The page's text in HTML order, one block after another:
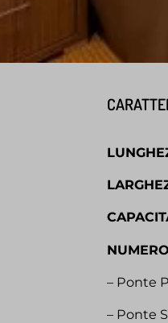
– Ponte
– Ponte